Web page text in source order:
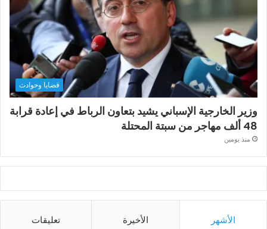
قضايا وحوادث
وزير الخارجية الإسباني يشيد بتعاون الرباط في إعادة قرابة
48 ألف مهاجر من سبتة المحتلة
منذ يومين
الأشهر الأخيرة تعليقات